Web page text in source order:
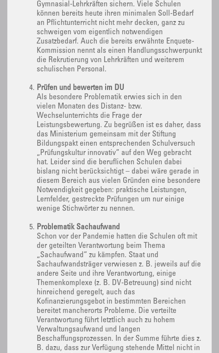
Gymnasial-Lehrkräften sichern. Viele Schulen
können bereits heute ihren minimalen Soll-Bedarf
an Pflichtunterricht nicht mehr decken, ganz zu
schweigen vom eigentlich notwendigen
Zusatzbedarf. Auch die bereits erwähnte Enquete-
Kommission nennt als einen Handlungsschwerpunkt
die Rekrutierung von Lehrkräften und weiterem
schulischen Personal.
Prüfen und bewerten im DU
Als besondere Problematik erwies sich in den
vielen Monaten des Distanz- bzw.
Wechselunterrichts die Frage der
Leistungsbewertung. Zu begrüßen ist es daher, dass
das Ministerium gemeinsam mit der Stiftung
Bildungspakt einen entsprechenden Schulversuch
„Prüfungskultur innovativ“ auf den Weg gebracht
hat. Leider sind die beruflichen Schulen dabei
bislang nicht berücksichtigt – dabei wäre gerade in
diesem Bereich aus vielen Gründen eine besondere
Notwendigkeit gegeben: praktische Leistungen,
Lernfelder, gestreckte Prüfungen um nur einige
wenige Stichwörter zu nennen.
Problematik Sachaufwand
Schon vor der Pandemie hatten die Schulen oft mit
der geteilten Verantwortung beim Thema
„Sachaufwand“ zu kämpfen. Staat und
Sachaufwandsträger verwiesen z. B. jeweils auf die
andere Seite und ihre Verantwortung, einige
Themenkomplexe (z. B. DV-Betreuung) sind nicht
hinreichend geregelt, auch das
Kofinanzierungsgebot in bestimmten Bereichen
bereitet mancherorts Probleme. Die verteilte
Verantwortung führt letztlich auch zu hohem
Verwaltungsaufwand und langen
Beschaffungsprozessen. In der Summe führte dies z.
B. dazu, dass zur Verfügung stehende Mittel nicht in